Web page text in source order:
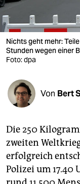
verlag
verlag
veranstaltungen
fragen & hilfe
abo
genossenschaft
epaper login
Nichts geht mehr:
Stunden wegen einer
Foto: dpa
Von Bert
Die 250
zweiten
erfolgreich
Polizei um 17.40